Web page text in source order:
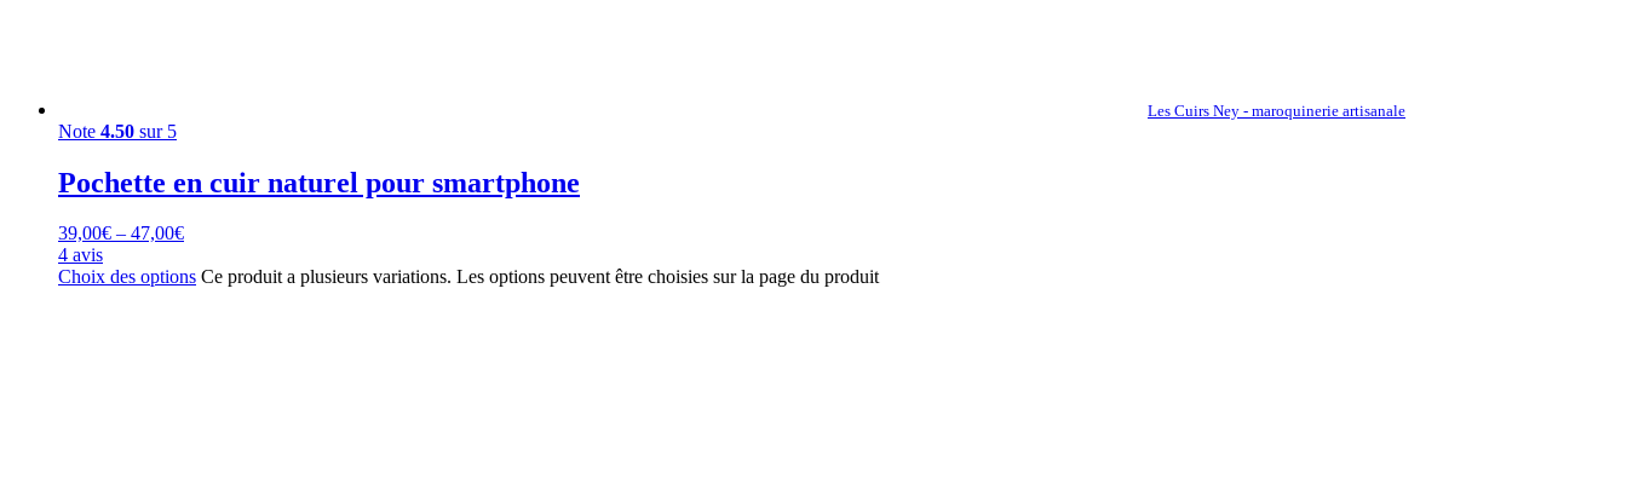
Les Cuirs Ney - maroquinerie artisanale
Note 4.50 sur 5
Pochette en cuir naturel pour smartphone
39,00€ – 47,00€
4 avis
Choix des options Ce produit a plusieurs variations. Les options peuvent être choisies sur la page du produit